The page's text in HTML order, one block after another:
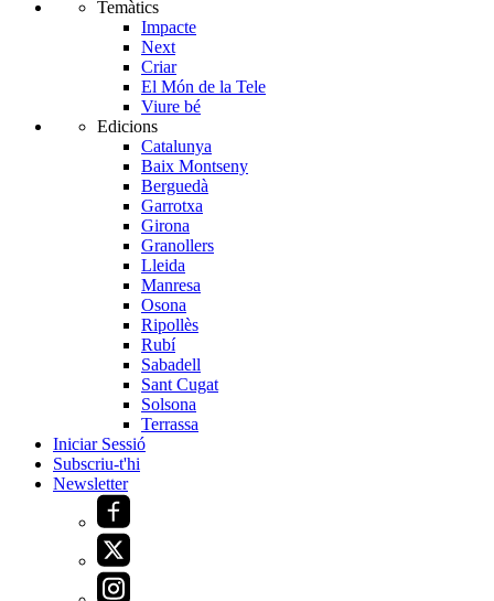
Temàtics
Impacte
Next
Criar
El Món de la Tele
Viure bé
Edicions
Catalunya
Baix Montseny
Berguedà
Garrotxa
Girona
Granollers
Lleida
Manresa
Osona
Ripollès
Rubí
Sabadell
Sant Cugat
Solsona
Terrassa
Iniciar Sessió
Subscriu-t'hi
Newsletter